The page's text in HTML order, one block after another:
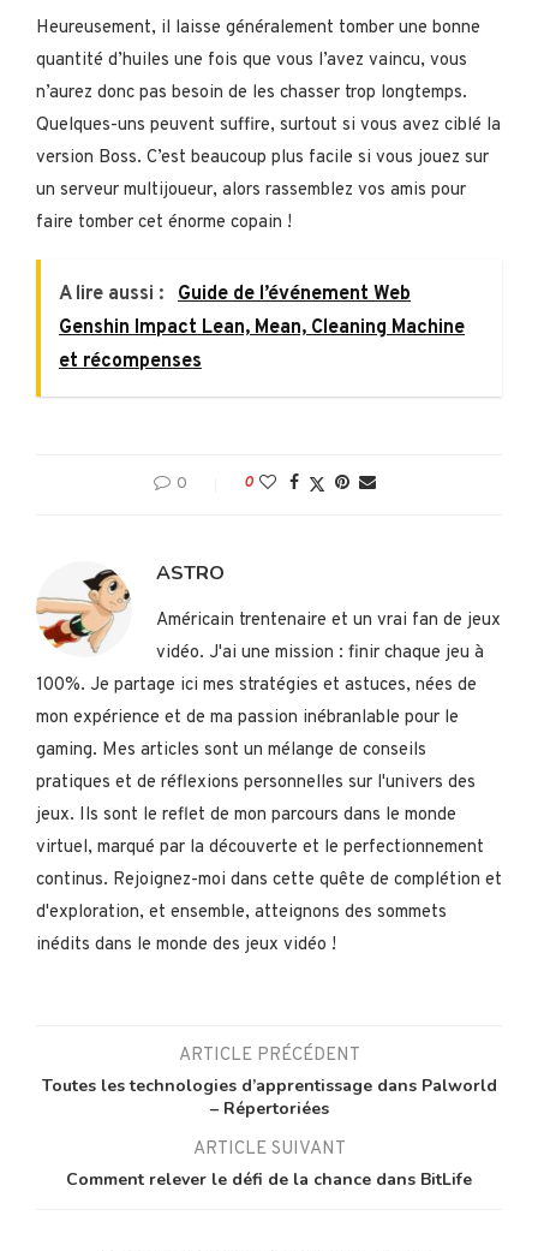
Heureusement, il laisse généralement tomber une bonne
quantité d’huiles une fois que vous l’avez vaincu, vous
n’aurez donc pas besoin de les chasser trop longtemps.
Quelques-uns peuvent suffire, surtout si vous avez ciblé la
version Boss. C’est beaucoup plus facile si vous jouez sur
un serveur multijoueur, alors rassemblez vos amis pour
faire tomber cet énorme copain !
A lire aussi : Guide de l’événement Web
Genshin Impact Lean, Mean, Cleaning Machine
et récompenses
0 0
ASTRO
Américain trentenaire et un vrai fan de jeux
vidéo. J'ai une mission : finir chaque jeu à
100%. Je partage ici mes stratégies et astuces, nées de
mon expérience et de ma passion inébranlable pour le
gaming. Mes articles sont un mélange de conseils
pratiques et de réflexions personnelles sur l'univers des
jeux. Ils sont le reflet de mon parcours dans le monde
virtuel, marqué par la découverte et le perfectionnement
continus. Rejoignez-moi dans cette quête de complétion et
d'exploration, et ensemble, atteignons des sommets
inédits dans le monde des jeux vidéo !
ARTICLE PRÉCÉDENT
Toutes les technologies d’apprentissage dans Palworld
– Répertoriées
ARTICLE SUIVANT
Comment relever le défi de la chance dans BitLife